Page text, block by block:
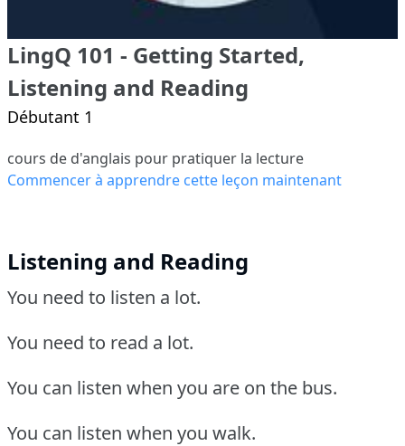
LingQ 101 - Getting Started,
Listening and Reading
Débutant 1
cours de d'anglais pour pratiquer la lecture
Commencer à apprendre cette leçon maintenant
Listening and Reading
You need to listen a lot.
You need to read a lot.
You can listen when you are on the bus.
You can listen when you walk.